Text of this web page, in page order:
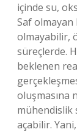
içinde su,
Saf
olmayabilir,
süreçlerde.
beklenen
oluşmasına
mühendislik
açabilir.